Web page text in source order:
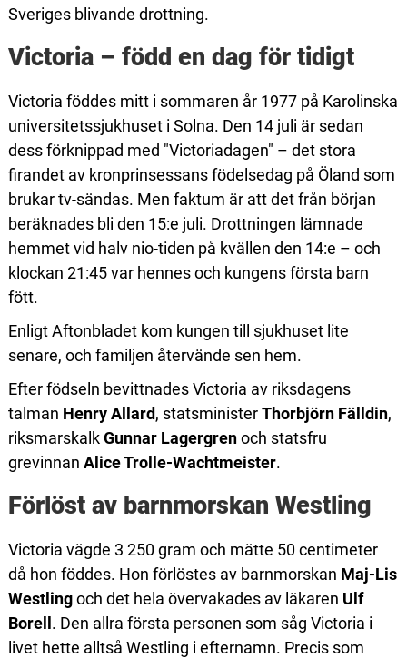
Sveriges blivande drottning.
Victoria – född en dag för tidigt
Victoria föddes mitt i sommaren år 1977 på Karolinska
universitetssjukhuset i Solna. Den 14 juli är sedan
dess förknippad med "Victoriadagen" – det stora
firandet av kronprinsessans födelsedag på Öland som
brukar tv-sändas. Men faktum är att det från början
beräknades bli den 15:e juli. Drottningen lämnade
hemmet vid halv nio-tiden på kvällen den 14:e – och
klockan 21:45 var hennes och kungens första barn
fött.
Enligt Aftonbladet kom kungen till sjukhuset lite
senare, och familjen återvände sen hem.
Efter födseln bevittnades Victoria av riksdagens
talman Henry Allard, statsministerThorbjörn Fälldin,
riksmarskalkGunnar Lagergrenoch statsfru
grevinnan Alice Trolle-Wachtmeister.
Förlöst av barnmorskan Westling
Victoria vägde 3 250 gram och mätte 50 centimeter
då hon föddes. Hon förlöstes av barnmorskan Maj-Lis
Westlingoch det hela övervakades av läkaren Ulf
Borell . Den allra första personen som såg Victoria i
livet hette alltså Westling i efternamn. Precis som